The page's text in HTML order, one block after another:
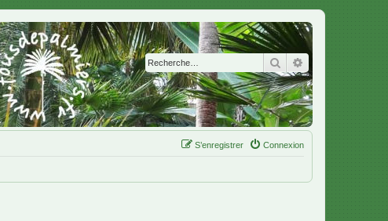
Rechercher
Connexion
S’enregistrer